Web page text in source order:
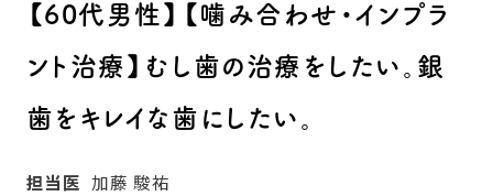
【60代男性】【噛み合わせ・インプラ
ント治療】むし歯の治療をしたい。銀
歯をキレイな歯にしたい。
担当医 加藤 駿祐